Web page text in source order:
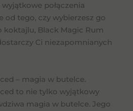
połączenia
od tego, czy wybierzesz go
koktajlu, Black Magic Rum
Ci niezapomnianych
– magia w butelce.
to nie tylko wyjątkowy
magia w butelce. Jego